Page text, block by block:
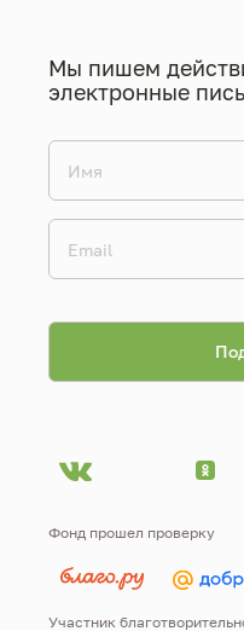
Мы пишем
электронные
Фонд прошел проверку
Участник